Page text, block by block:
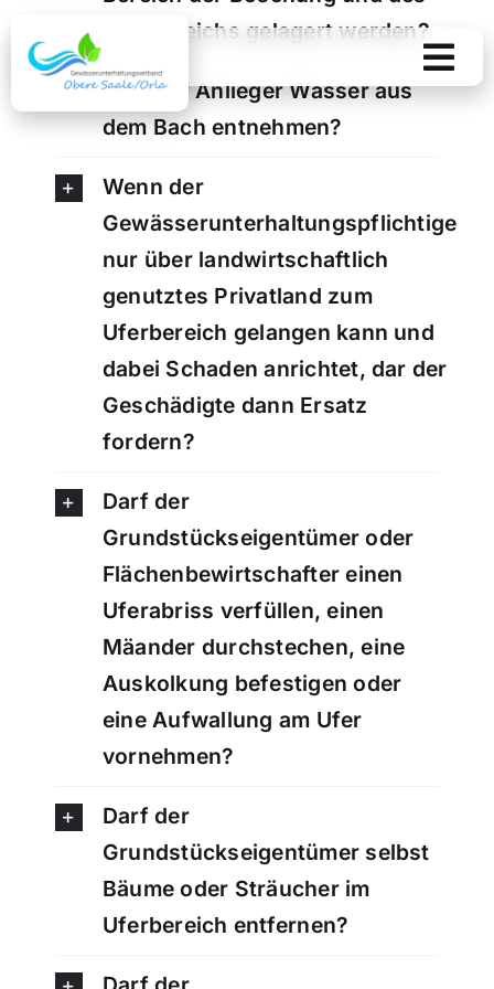
content
Uferbereichs gelagert werden?
Darf der Anlieger Wasser aus
dem Bach entnehmen?
Wenn der
Gewässerunterhaltungspflichtige
nur über landwirtschaftlich
genutztes Privatland zum
Uferbereich gelangen kann und
dabei Schaden anrichtet, dar der
Geschädigte dann Ersatz
fordern?
Darf der
Grundstückseigentümer oder
Flächenbewirtschafter einen
Uferabriss verfüllen, einen
Mäander durchstechen, eine
Auskolkung befestigen oder
eine Aufwallung am Ufer
vornehmen?
Darf der
Grundstückseigentümer selbst
Bäume oder Sträucher im
Uferbereich entfernen?